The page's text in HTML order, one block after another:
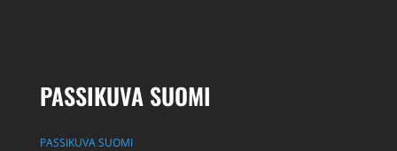
PASSIKUVA SUOMI
PASSIKUVA SUOMI